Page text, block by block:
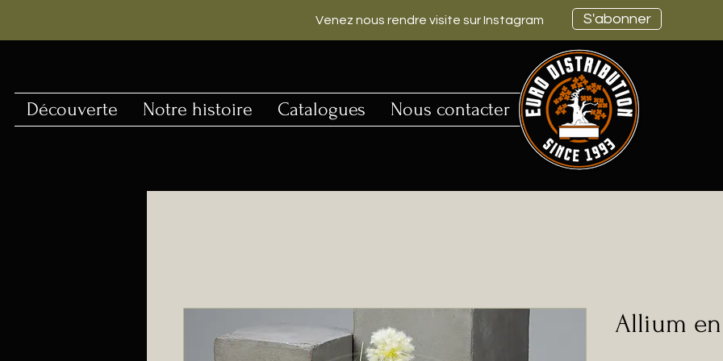
Venez nous rendre visite sur Instagram S'abonner
Découverte Notre histoire Catalogues Nous contacter
Allium